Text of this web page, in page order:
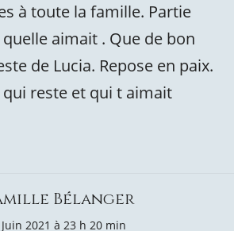
à toute la famille. Partie
aimait . Que de bon
de Lucia. Repose en paix.
reste et qui t aimait
Bélanger
2021 à 23 h 20 min